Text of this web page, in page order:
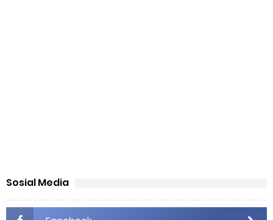
Epistemologi, Ontologi, dan Aksiologi
Fenomena Royalti Musik di Indonesia: Antara Pamor dan Hak
Sosial Media